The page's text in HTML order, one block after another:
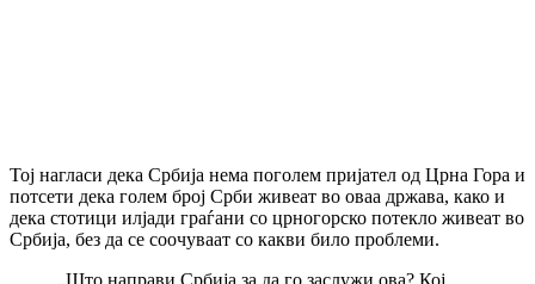
Тој нагласи дека Србија нема поголем пријател од Црна Гора и
потсети дека голем број Срби живеат во оваа држава, како и
дека стотици илјади граѓани со црногорско потекло живеат во
Србија, без да се соочуваат со какви било проблеми.
„Што направи Србија за да го заслужи ова? Кој